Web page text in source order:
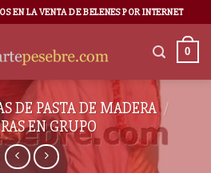
EN LA VENTA DE BELENES POR INTERNET
0
DE PASTA DE MADERA /
EN GRUPO